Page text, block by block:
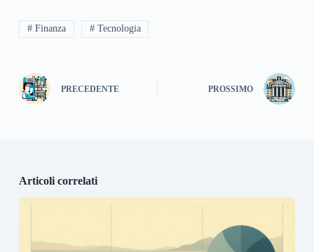
# Finanza # Tecnologia
PRECEDENTE PROSSIMO
Articoli correlati